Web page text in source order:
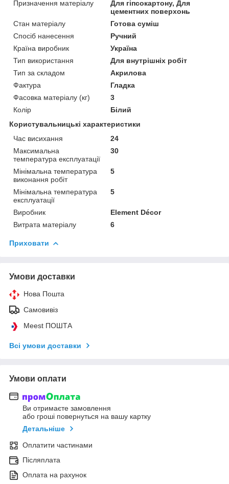
Призначення матеріалу
Для гіпсокартону, Для
цементних поверхонь
Стан матеріалу
Готова суміш
Спосіб нанесення
Ручний
Країна виробник
Україна
Тип використання
Для внутрішніх робіт
Тип за складом
Акрилова
Фактура
Гладка
Фасовка матеріалу (кг)
3
Колір
Білий
Користувальницькі характеристики
Час висихання
24
Максимальна
температура експлуатації
30
Мінімальна температура
виконання робіт
5
Мінімальна температура
експлуатації
5
Виробник
Element Décor
Витрата матеріалу
6
Приховати
Умови доставки
Нова Пошта
Самовивіз
Meest ПОШТА
Всі умови доставки
Умови оплати
Ви отримаєте замовлення
або гроші повернуться на вашу картку
Детальніше
Оплатити частинами
Післяплата
Оплата на рахунок